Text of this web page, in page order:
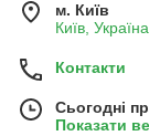
м. Київ
Київ, Україна
Контакти
Сьогодні
Показати